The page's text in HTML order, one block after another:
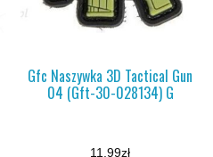
Gfc Naszywka 3D Tactical Gun
04 (Gft-30-028134) G
11,99zł